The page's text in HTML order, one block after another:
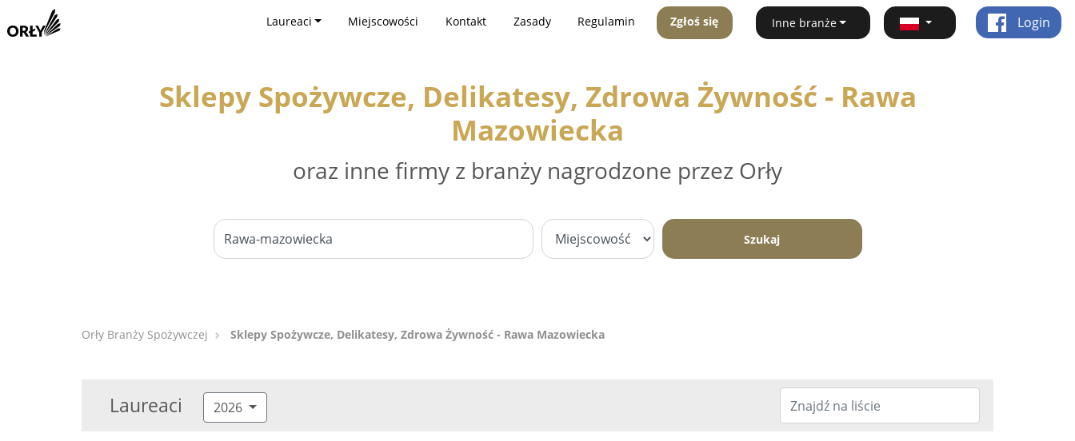
Laureaci Miejscowości Kontakt Zasady Regulamin Zgłoś się Inne branże Login
Sklepy Spożywcze, Delikatesy, Zdrowa Żywność - Rawa
Mazowiecka
oraz inne firmy z branży nagrodzone przez Orły
Szukaj
Orły Branży Spożywczej Sklepy Spożywcze, Delikatesy, Zdrowa Żywność - Rawa Mazowiecka
Laureaci 2026